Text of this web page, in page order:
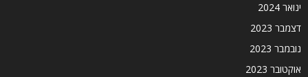
ינואר 2024
דצמבר 2023
נובמבר 2023
אוקטובר 2023